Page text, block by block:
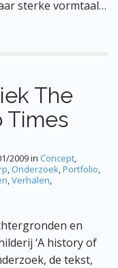
sterke vormtaal…
The
Times
2009in Concept,
, Onderzoek,Portfolio,
,Verhalen,
en
‘A history of
de tekst,